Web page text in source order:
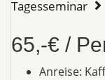
Tagesseminar
65,-€ /
Anreise: